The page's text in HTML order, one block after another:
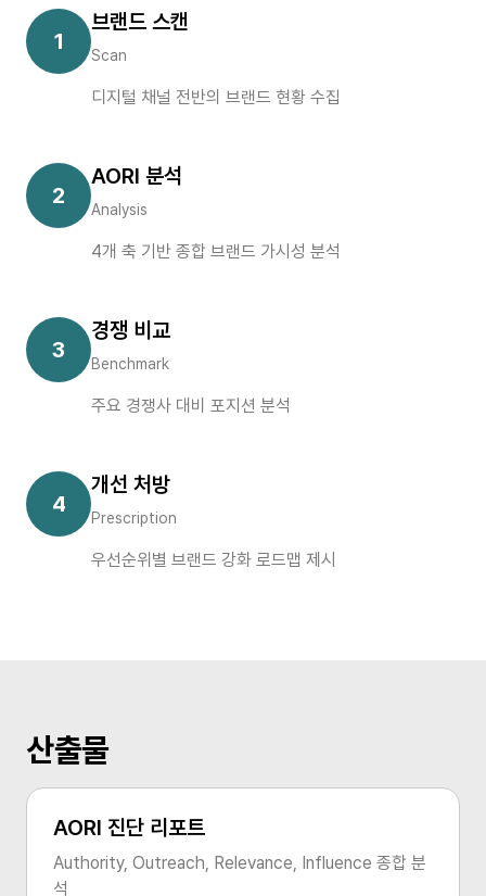
1
브랜드 스캔
Scan
디지털 채널 전반의 브랜드 현황 수집
2
AORI 분석
Analysis
4개 축 기반 종합 브랜드 가시성 분석
3
경쟁 비교
Benchmark
주요 경쟁사 대비 포지션 분석
4
개선 처방
Prescription
우선순위별 브랜드 강화 로드맵 제시
산출물
AORI 진단 리포트
Authority, Outreach, Relevance, Influence 종합 분
석